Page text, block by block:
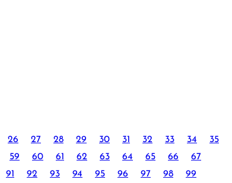
26 27 28 29 30 31 32 33 34
35
59 60 61 62 63 64 65 66
67
91 92 93 94 95 96 97 98
99